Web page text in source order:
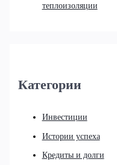
теплоизоляции
Категории
Инвестиции
Истории успеха
Кредиты и долги